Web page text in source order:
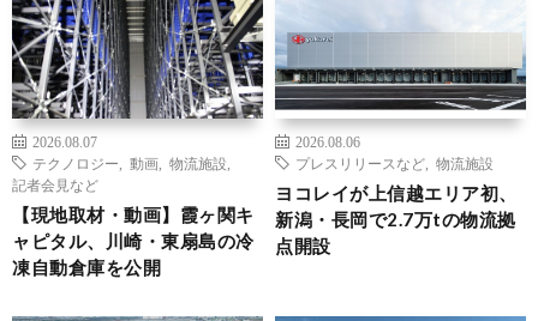
2026.08.07
テクノロジー
動画 物流施設
記者会見など
【現地取材・動画】霞ヶ関キ
ャピタル、川崎・東扇島の冷
凍自動倉庫を公開
2026.08.06
プレスリリースなど
物流施設
ヨコレイが上信越エリア初、
新潟・長岡で2.7万tの物流拠
点開設